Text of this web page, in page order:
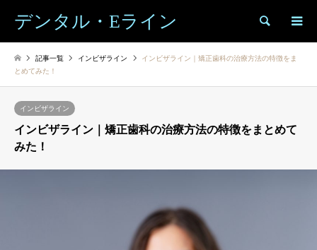
デンタル・Eライン 検索
記事一覧 インビザライン
インビザライン｜矯正歯科の治療方法の特徴をま
とめてみた！
インビザライン
インビザライン｜矯正歯科の治療方法の特徴をまとめて
みた！